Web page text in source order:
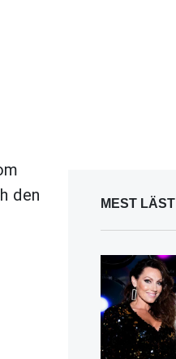
den
MEST LÄST